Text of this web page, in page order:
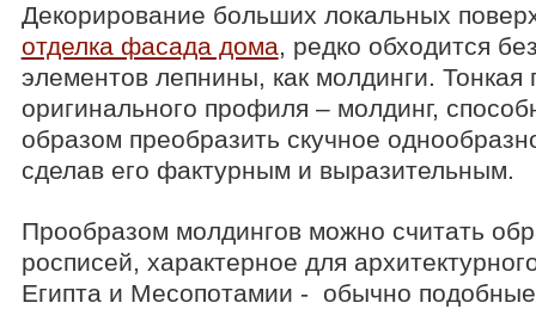
Декорирование больших локальных
отделка фасада дома, редко обходится
элементов лепнины, как молдинги. Тонкая
оригинального профиля – молдинг,
образом преобразить скучное
сделав его фактурным и выразительным.
Прообразом молдингов можно считать
росписей, характерное для
Египта и Месопотамии - обычно